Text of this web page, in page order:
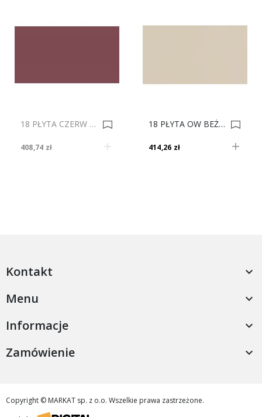
18 PŁYTA CZERW WINO * 4437 VL 280X207 ** 0017148
408,74 zł
18 PŁYTA OW BEŻ JASNY 119 VL 280x207 0009491
414,26 zł
Kontakt 
Menu 
Informacje 
Zamówienie 
Copyright © MARKAT sp. z o.o. Wszelkie prawa zastrzeżone.